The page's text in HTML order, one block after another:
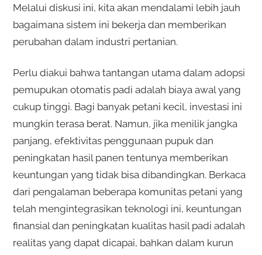
Melalui diskusi ini, kita akan mendalami lebih jauh
bagaimana sistem ini bekerja dan memberikan
perubahan dalam industri pertanian.
Perlu diakui bahwa tantangan utama dalam adopsi
pemupukan otomatis padi adalah biaya awal yang
cukup tinggi. Bagi banyak petani kecil, investasi ini
mungkin terasa berat. Namun, jika menilik jangka
panjang, efektivitas penggunaan pupuk dan
peningkatan hasil panen tentunya memberikan
keuntungan yang tidak bisa dibandingkan. Berkaca
dari pengalaman beberapa komunitas petani yang
telah mengintegrasikan teknologi ini, keuntungan
finansial dan peningkatan kualitas hasil padi adalah
realitas yang dapat dicapai, bahkan dalam kurun